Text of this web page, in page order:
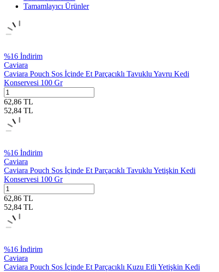
Tamamlayıcı Ürünler
%16 İndirim
Caviara
Caviara Pouch Sos İçinde Et Parçacıklı Tavuklu Yavru Kedi
Konservesi 100 Gr
62,86 TL
52,84 TL
%16 İndirim
Caviara
Caviara Pouch Sos İçinde Et Parçacıklı Tavuklu Yetişkin Kedi
Konservesi 100 Gr
62,86 TL
52,84 TL
%16 İndirim
Caviara
Caviara Pouch Sos İçinde Et Parçacıklı Kuzu Etli Yetişkin Kedi